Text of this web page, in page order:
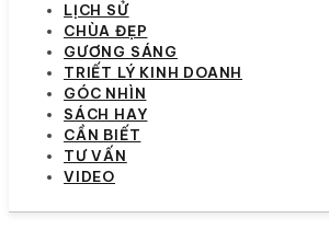
LỊCH SỬ
CHÙA ĐẸP
GƯƠNG SÁNG
TRIẾT LÝ KINH DOANH
GÓC NHÌN
SÁCH HAY
CẦN BIẾT
TƯ VẤN
VIDEO